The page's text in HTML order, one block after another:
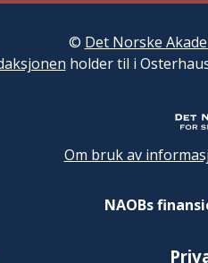
© Det Norske
holder til i
Om bruk av
NAOBs